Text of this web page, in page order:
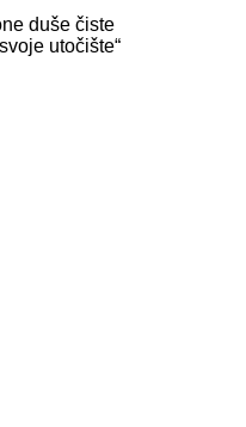
duše čiste
utočište“